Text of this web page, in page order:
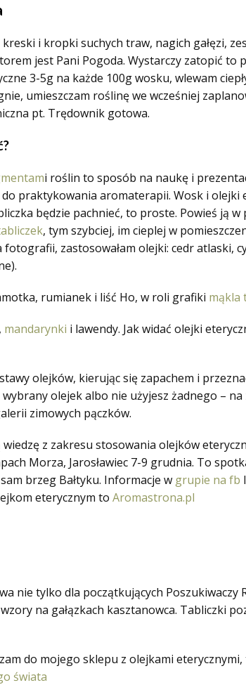
i kropki suchych traw, nagich gałęzi,
jest Pani Pogoda. Wystarczy zatopić to
3-5g na każde 100g wosku, wlewam
umieszczam roślinę we wcześniej
pt. Trędownik gotowa.
i roślin to sposób na naukę i
praktykowania aromaterapii. Wosk i olejki
będzie pachnieć, to proste. Powieś ją w
, tym szybciej, im cieplej w
zastosowałam olejki: cedr atlaski,
rumianek i liść Ho, w roli grafiki mąkla
mandarynki i lawendy. Jak widać olejki
olejków, kierując się zapachem i
olejek albo nie użyjesz żadnego – na
zimowych pączków.
z zakresu stosowania olejków
Morza, Jarosławiec 7-9 grudnia. To
brzeg Bałtyku. Informacje w grupie na fb
eterycznym to Aromastrona.pl
nie tylko dla początkujących Poszukiwaczy
na gałązkach kasztanowca. Tabliczki
do mojego sklepu z olejkami
świata